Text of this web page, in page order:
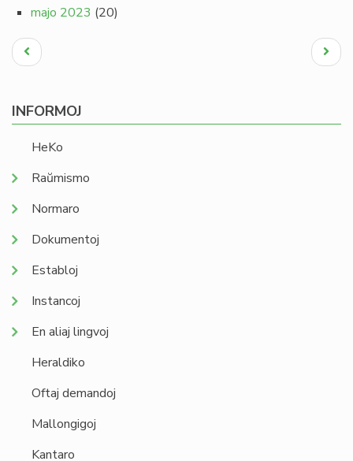
majo 2023 (20)
Pagination
Antaŭa
paĝo
Next
page
INFORMOJ
HeKo
Raŭmismo
Normaro
Dokumentoj
Establoj
Instancoj
En aliaj lingvoj
Heraldiko
Oftaj demandoj
Mallongigoj
Kantaro